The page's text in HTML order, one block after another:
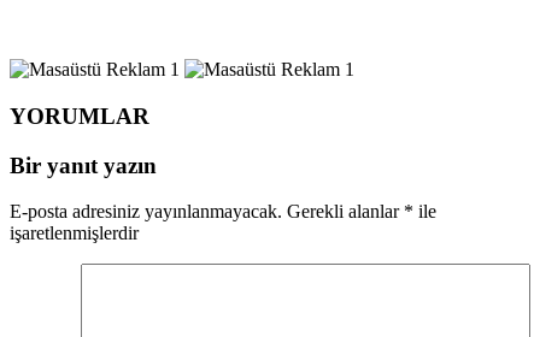
YORUMLAR
Bir yanıt yazın
E-posta adresiniz yayınlanmayacak. Gerekli alanlar * ile
işaretlenmişlerdir